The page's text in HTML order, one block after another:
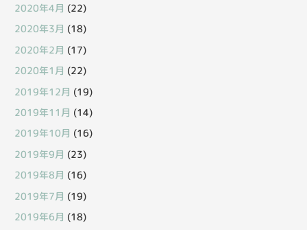
2020年4月 (22)
2020年3月 (18)
2020年2月 (17)
2020年1月 (22)
2019年12月 (19)
2019年11月 (14)
2019年10月 (16)
2019年9月 (23)
2019年8月 (16)
2019年7月 (19)
2019年6月 (18)